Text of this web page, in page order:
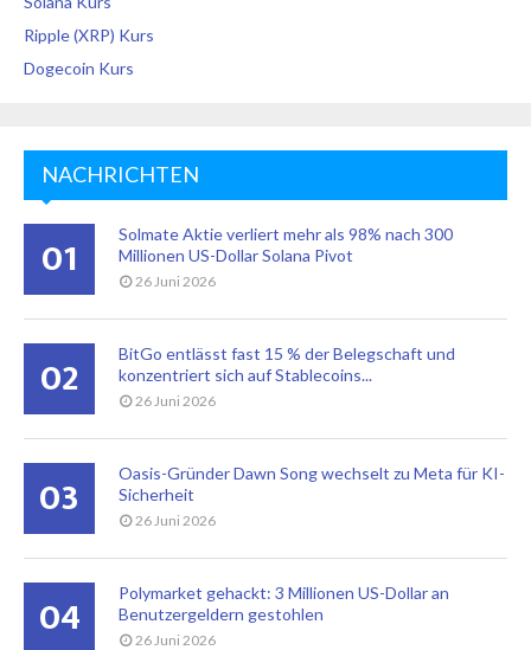
Ripple (XRP) Kurs
Dogecoin Kurs
NACHRICHTEN
01
Solmate Aktie verliert mehr als 98% nach 300
Millionen US-Dollar Solana Pivot
26 Juni 2026
02
BitGo entlässt fast 15 % der Belegschaft und
konzentriert sich auf Stablecoins...
26 Juni 2026
03
Oasis-Gründer Dawn Song wechselt zu Meta für KI-
Sicherheit
26 Juni 2026
04
Polymarket gehackt: 3 Millionen US-Dollar an
Benutzergeldern gestohlen
26 Juni 2026